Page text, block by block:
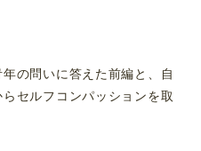
の問いに答えた前編と、自
セルフコンパッションを取